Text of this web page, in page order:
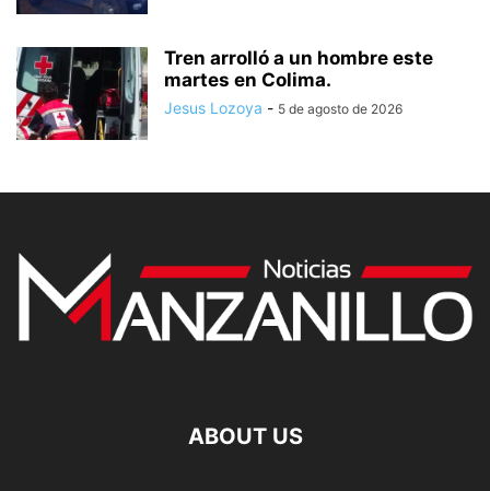
Tren arrolló a un hombre este
martes en Colima.
Jesus Lozoya - 5 de agosto de 2026
ABOUT US